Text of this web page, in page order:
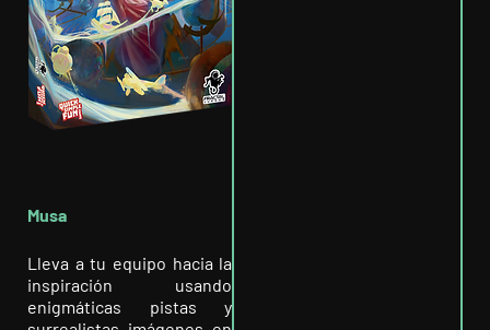
Musa
Lleva a tu equipo hacia la
inspiración usando
enigmáticas pistas y